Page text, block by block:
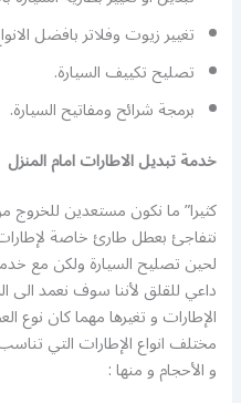
تغيير زيوت وفلاتر بافضل
تصليح تكييف السيارة.
برمجة شرائح ومفاتيح السيارة.
خدمة تبديل الاطارات امام المنزل
كثيرا” ما نكون مستعدين للخروج
نتفاجئ بعطل طارئ خاصة
لحين تصليح السيارة ولكن مع
داعي للقلق لأننا سوف نعمد
الإطارات و تغيرها مهما كان نوع
مختلف انواع الإطارات التي
و الأحجام و منها :